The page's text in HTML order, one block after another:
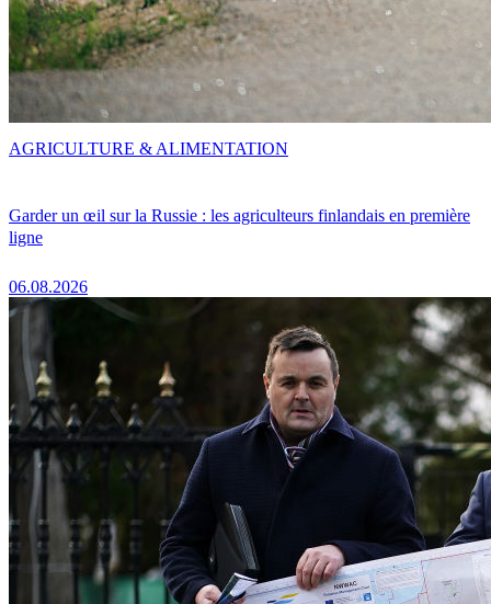
Garder un œil sur la Russie : les agriculteurs finlandais en première
ligne
06.08.2026
AGRICULTURE & ALIMENTATION